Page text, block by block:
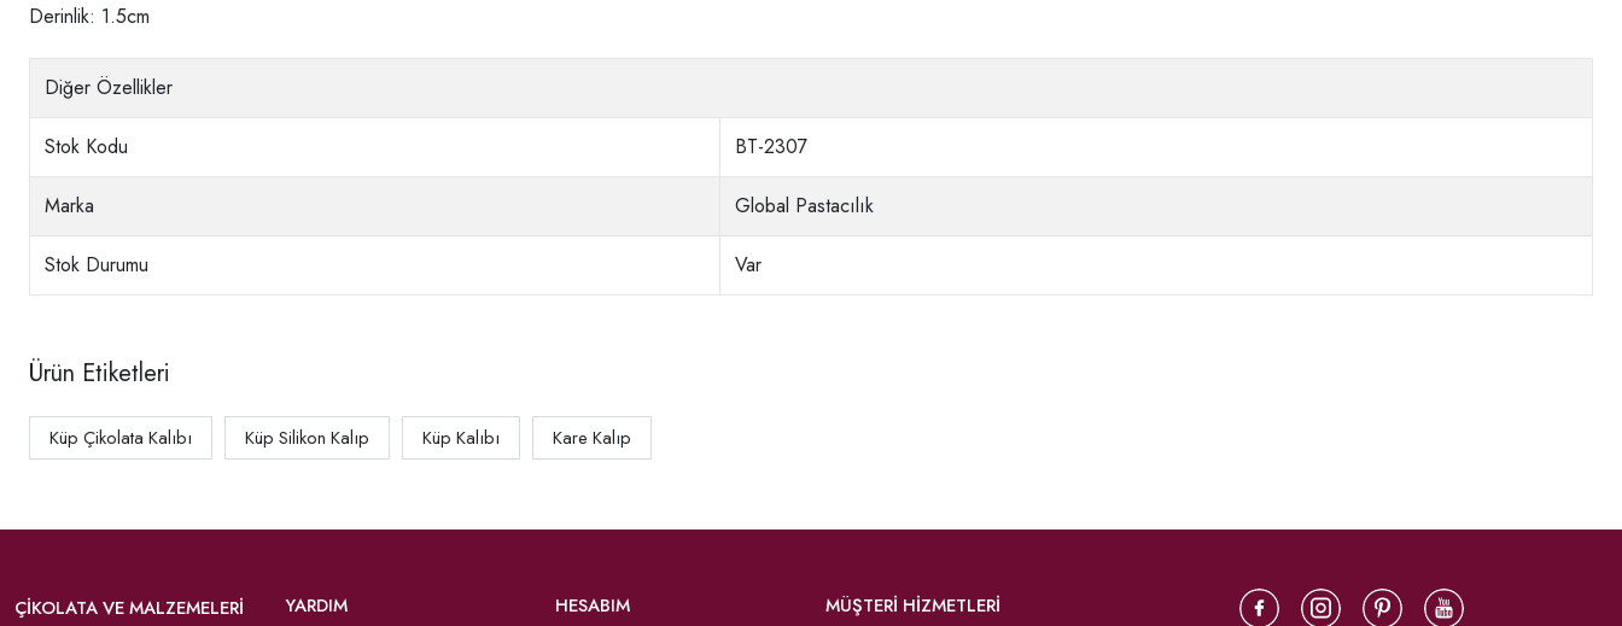
Derinlik: 1.5cm
Diğer Özellikler
Stok Kodu BT-2307
Marka Global Pastacılık
Stok Durumu Var
Ürün Etiketleri
Küp Çikolata Kalıbı Küp Silikon Kalıp Küp Kalıbı Kare Kalıp
ÇIKOLATA VE MALZEMELERI
YARDIM
HESABIM
MÜŞTERİ HİZMETLERİ